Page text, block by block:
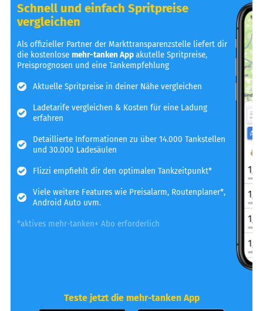
Schnell und einfach Spritpreise
vergleichen
Als offizieller Partner der Markttransparenzstelle liefert dir
die kostenlosemehr-tanken Appakutelle Spritpreise,
Preisprognosen und eine Tankempfehlung
Aktuelle Spritpreise in deiner Nähe vergleichen
Ladetarife vergleichen & Kosten für eine Ladung
erfahren
Detaillierte Informationen zu über 14.000 Tankstellen
und 30.000 Ladesäulen
Flizzi empfiehlt dir den optimalen Tankzeitpunkt*
Viele weitere Features wie Preisalarm, Routenplaner*,
Android Auto uvm.
*aktives mehr-tanken+ Abo erforderlich
Teste jetzt die mehr-tanken App